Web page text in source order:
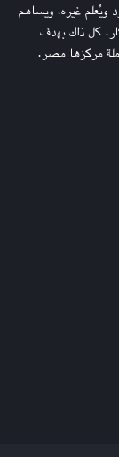
ويُعلم غيره، ويساهم
كل ذلك بهدف
مركزها مصر.